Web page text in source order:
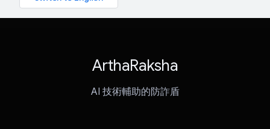
ArthaRaksha
AI 技術輔助的防詐盾